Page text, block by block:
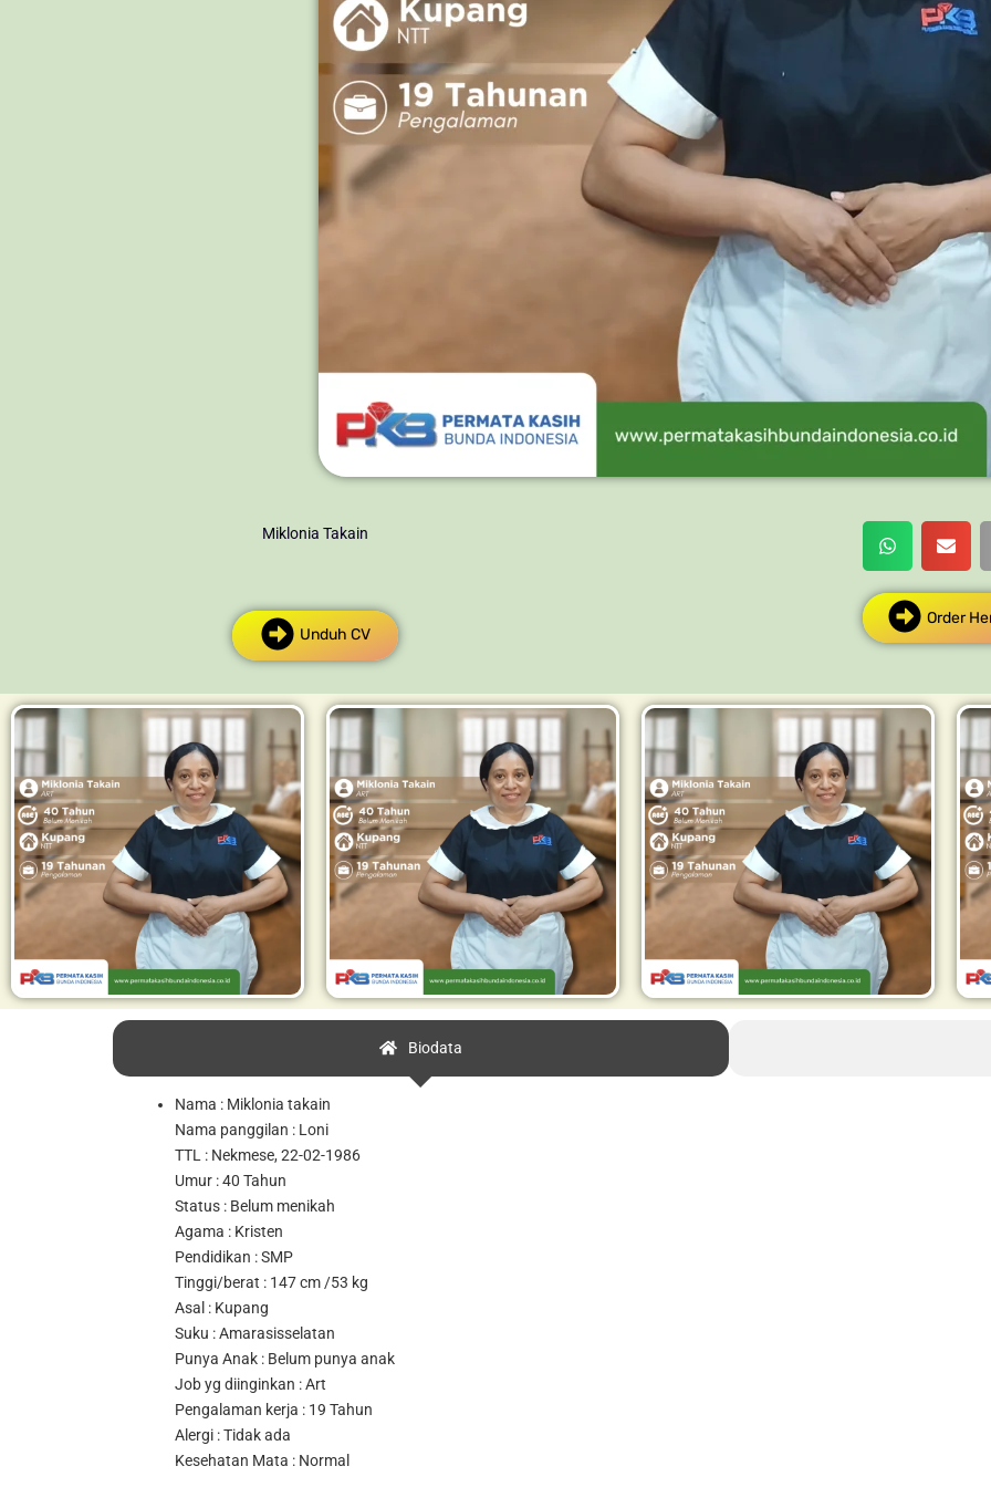
Miklonia Takain
Unduh CV
Order
Biodata
Nama : Miklonia takain
Nama panggilan : Loni
TTL : Nekmese, 22-02-1986
Umur : 40 Tahun
Status : Belum menikah
Agama : Kristen
Pendidikan : SMP
Tinggi/berat : 147 cm /53 kg
Asal : Kupang
Suku : Amarasisselatan
Punya Anak : Belum punya anak
Job yg diinginkan : Art
Pengalaman kerja : 19 Tahun
Alergi : Tidak ada
Kesehatan Mata : Normal